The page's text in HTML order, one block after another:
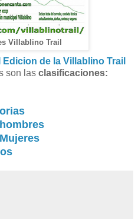
Villablino Trail
II Edicion de la Villablino Trail
son las clasificaciones: